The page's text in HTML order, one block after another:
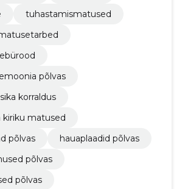
tuhastamismatused
põlvas
korraldus
kiriku matused
põlvas
hauaplaadid põlvas
põlvas
põlvas